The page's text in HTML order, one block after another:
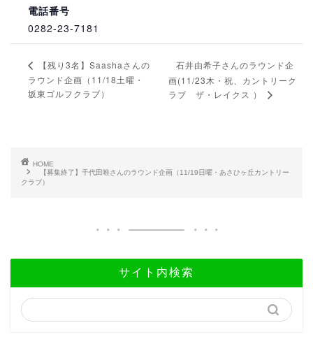
電話番号
0282-23-7181
【残り3名】Saashaさんの
ラウンド企画（11/18土曜・
坂東ゴルフクラブ）
石井由希子さんのラウンド企
画(11/23木・祝、カントリーク
ラブ ザ・レイクス ）
HOME
【募集終了】千代田唯さんのラウンド企画（11/19日曜・あさひヶ丘カントリー
クラブ）
サイト内検索